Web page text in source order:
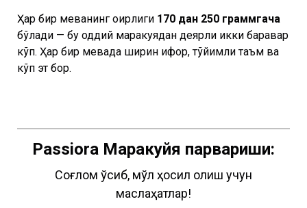
Ҳар бир меванинг оғирлиги 170 дан 250 граммгача
бўлади — бу оддий маракуядан деярли икки баравар
кўп. Ҳар бир мевада ширин ифор, тўйимли таъм ва
кўп эт бор.
Passiora Маракуйя парвариши:
Соғлом ўсиб, мўл ҳосил олиш учун
маслаҳатлар!